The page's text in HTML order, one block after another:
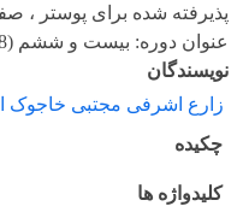
پذیرفته شده برای پوستر ، صفحه
عنوان دوره: بیست و ششم (1398)
نویسندگان
زارع اشرفی مجتبی خاجوک
چکیده
کلیدواژه ها